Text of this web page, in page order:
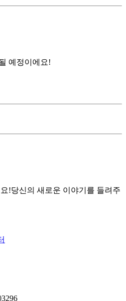
!당신의 새로운 이야기를 들려주
예정이에요!